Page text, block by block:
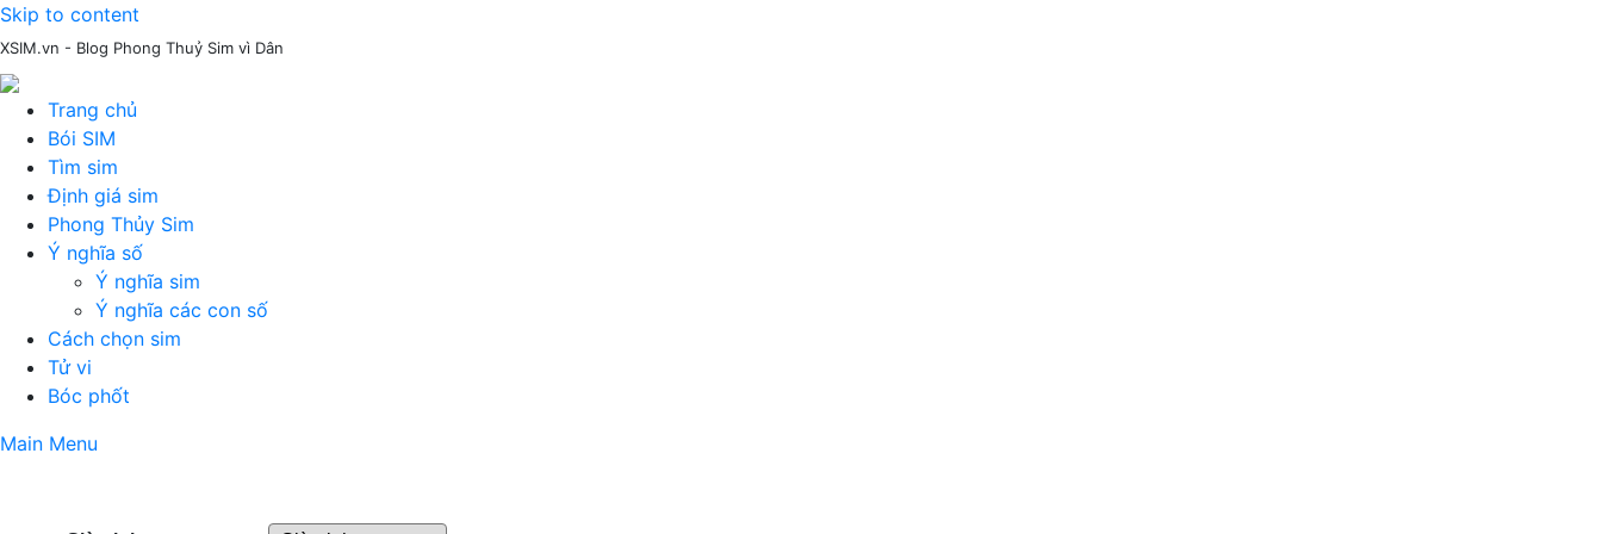
Skip to content
XSIM.vn - Blog Phong Thuỷ Sim vì Dân
Trang chủ
Bói SIM
Tìm sim
Định giá sim
Phong Thủy Sim
Ý nghĩa số
Ý nghĩa sim
Ý nghĩa các con số
Cách chọn sim
Tử vi
Bóc phốt
Main Menu